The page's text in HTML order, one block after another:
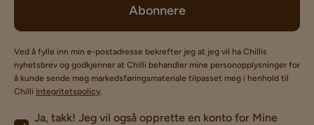
Abonnere
Ved å fylle inn min e-postadresse bekrefter jeg at jeg vil ha Chillis
nyhetsbrev og godkjenner at Chilli behandler mine personopplysninger for
å kunde sende meg markedsføringsmateriale tilpasset meg i henhold til
Chilli Integritetspolicy.
Ja, takk! Jeg vil også opprette en konto for Mine